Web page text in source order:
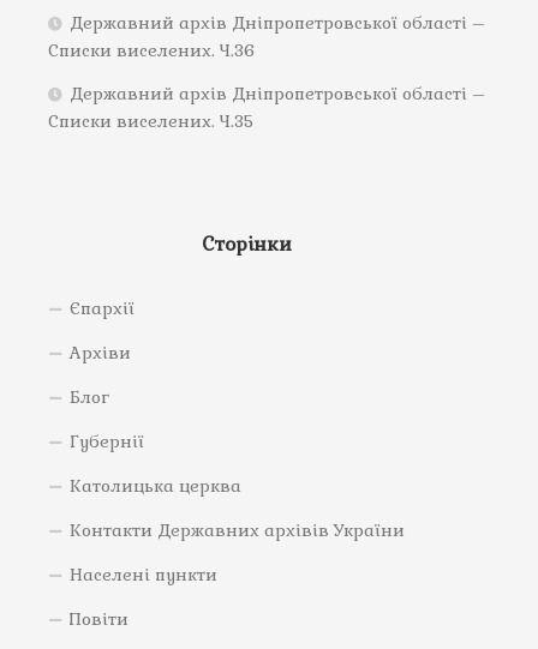
Державний архів Дніпропетровської області –
Списки виселених. Ч.36
Державний архів Дніпропетровської області –
Списки виселених. Ч.35
Сторінки
Єпархії
Архіви
Блог
Губернії
Католицька церква
Контакти Державних архівів України
Населені пункти
Повіти